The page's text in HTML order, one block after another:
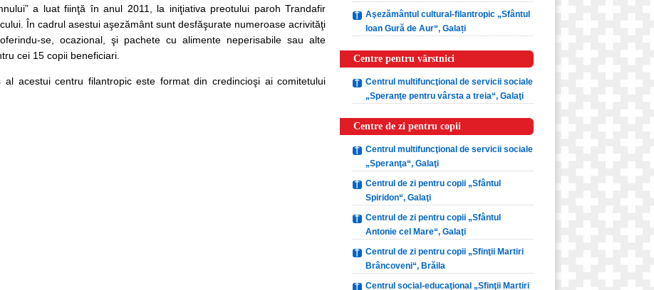
a luat fiinţă în anul 2011, la iniţiativa preotului paroh Trandafir
În cadrul asestui aşezământ sunt desfăşurate numeroase acrivităţi
se, ocazional, şi pachete cu alimente neperisabile sau alte
cei 15 copii beneficiari.
acestui centru filantropic este format din credincioşi ai comitetului
Aşezământul cultural-filantropic „Sfântul
Ioan Gură de Aur“, Galați
Centre pentru vârstnici
Centrul multifuncţional de servicii sociale
„Speranţe pentru vârsta a treia“, Galaţi
Centre de zi pentru copii
Centrul multifuncţional de servicii sociale
„Speranţa“, Galaţi
Centrul de zi pentru copii „Sfântul
Spiridon“, Galaţi
Centrul de zi pentru copii „Sfântul
Antonie cel Mare“, Galaţi
Centrul de zi pentru copii „Sfinţii Martiri
Brâncoveni“, Brăila
Centrul social-educaţional „Sfinţii Martiri